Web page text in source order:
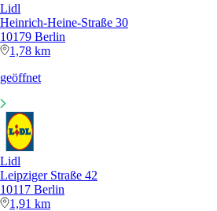
Lidl
Heinrich-Heine-Straße 30
10179 Berlin
1,78 km
geöffnet
Lidl
Leipziger Straße 42
10117 Berlin
1,91 km